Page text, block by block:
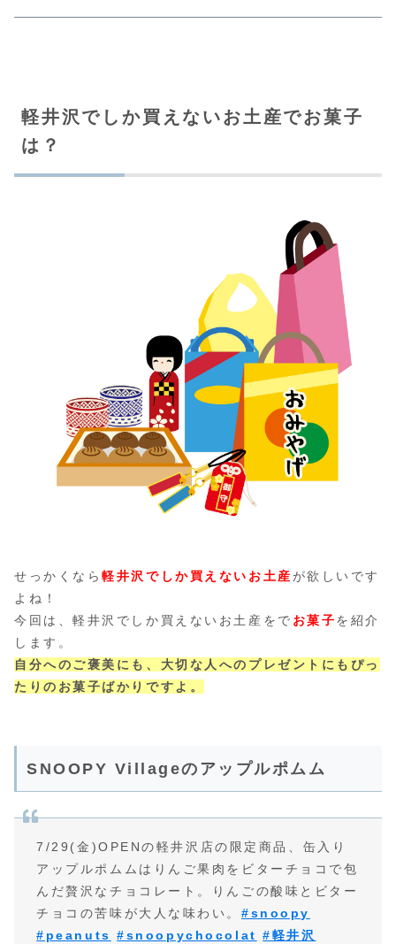
軽井沢でしか買えないお土産でお菓子
は？
せっかくなら軽井沢でしか買えないお土産 が欲しいです
よね！
今回は、軽井沢でしか買えないお土産をで お菓子を紹介
します。
自分へのご褒美にも、大切な人へのプレゼントにもぴっ
たりのお菓子ばかりですよ。
SNOOPY Villageのアップルポムム
7/29(金)OPENの軽井沢店の限定商品、缶入り
アップルポムムはりんご果肉をビターチョコで包
んだ贅沢なチョコレート。りんごの酸味とビター
チョコの苦味が大人な味わい。#snoopy
#peanuts #snoopychocolat #軽井沢